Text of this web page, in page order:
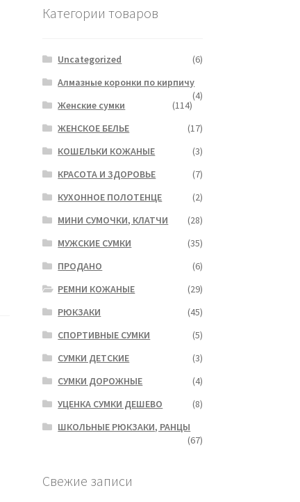
Категории товаров
Uncategorized
(6)
Алмазные коронки по кирпичу
(4)
Женские сумки
(114)
ЖЕНСКОЕ БЕЛЬЕ
(17)
КОШЕЛЬКИ КОЖАНЫЕ
(3)
КРАСОТА И ЗДОРОВЬЕ
(7)
КУХОННОЕ ПОЛОТЕНЦЕ
(2)
МИНИ СУМОЧКИ, КЛАТЧИ
(28)
МУЖСКИЕ СУМКИ
(35)
ПРОДАНО
(6)
РЕМНИ КОЖАНЫЕ
(29)
РЮКЗАКИ
(45)
СПОРТИВНЫЕ СУМКИ
(5)
СУМКИ ДЕТСКИЕ
(3)
СУМКИ ДОРОЖНЫЕ
(4)
УЦЕНКА СУМКИ ДЕШЕВО
(8)
ШКОЛЬНЫЕ РЮКЗАКИ, РАНЦЫ
(67)
Свежие записи